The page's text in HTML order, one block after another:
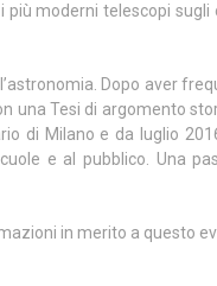
più moderni telescopi
Dopo aver
una Tesi di argomento
di Milano e da luglio
e al pubblico. Una
in merito a questo